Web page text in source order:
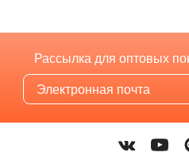
Рассылка для оптовых